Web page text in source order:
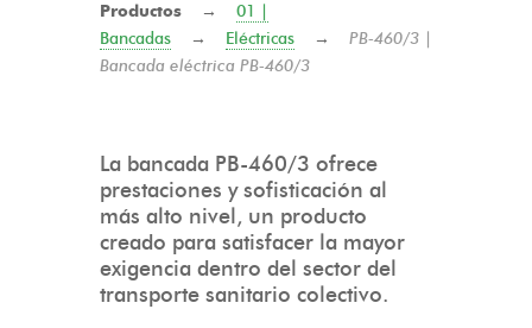
Productos → 01 |
Bancadas → Eléctricas → PB-460/3 |
Bancada eléctrica PB-460/3
La bancada PB-460/3 ofrece
prestaciones y sofisticación al
más alto nivel, un producto
creado para satisfacer la mayor
exigencia dentro del sector del
transporte sanitario colectivo.